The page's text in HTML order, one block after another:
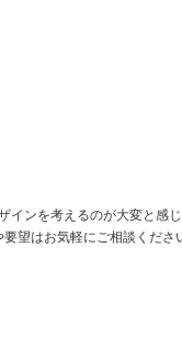
ンを考えるのが大変と感
望はお気軽にご相談くださ